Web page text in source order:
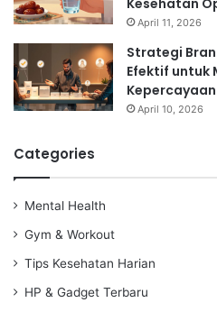
April 11, 2026
Strategi
Efektif untuk
Kepercayaan
April 10, 2026
Categories
Mental Health
Gym & Workout
Tips Kesehatan Harian
HP & Gadget Terbaru